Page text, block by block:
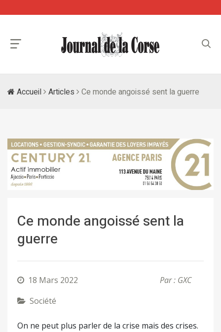
Accueil Articles Ce monde angoissé sent la guerre
Ce monde angoissé sent la
guerre
18 Mars 2022
Par : GXC
Société
On ne peut plus parler de la crise mais des crises.